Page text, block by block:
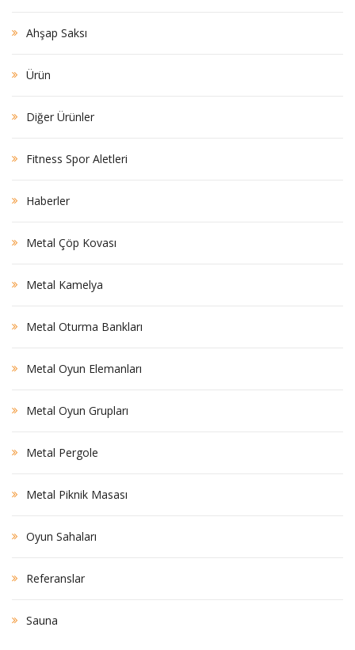
Ahşap Saksı
Ürün
Diğer Ürünler
Fitness Spor Aletleri
Haberler
Metal Çöp Kovası
Metal Kamelya
Metal Oturma Bankları
Metal Oyun Elemanları
Metal Oyun Grupları
Metal Pergole
Metal Piknik Masası
Oyun Sahaları
Referanslar
Sauna